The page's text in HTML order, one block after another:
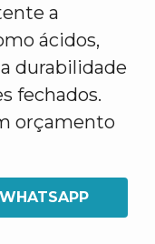
a
ácidos,
durabilidade
fechados.
orçamento